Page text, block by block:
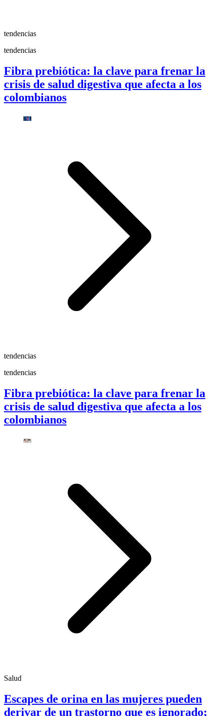
tendencias
tendencias
Fibra prebiótica: la clave para frenar la
crisis de salud digestiva que afecta a los
colombianos
tendencias
tendencias
Fibra prebiótica: la clave para frenar la
crisis de salud digestiva que afecta a los
colombianos
Salud
Escapes de orina en las mujeres pueden
derivar de un trastorno que es ignorado;